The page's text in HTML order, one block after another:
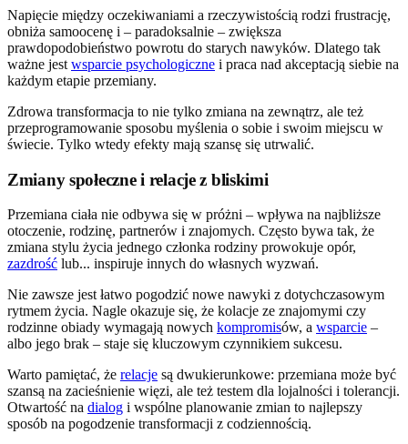
Napięcie między oczekiwaniami a rzeczywistością rodzi frustrację,
obniża samoocenę i – paradoksalnie – zwiększa
prawdopodobieństwo powrotu do starych nawyków. Dlatego tak
ważne jest wsparcie psychologiczne i praca nad akceptacją siebie na
każdym etapie przemiany.
Zdrowa transformacja to nie tylko zmiana na zewnątrz, ale też
przeprogramowanie sposobu myślenia o sobie i swoim miejscu w
świecie. Tylko wtedy efekty mają szansę się utrwalić.
Zmiany społeczne i relacje z bliskimi
Przemiana ciała nie odbywa się w próżni – wpływa na najbliższe
otoczenie, rodzinę, partnerów i znajomych. Często bywa tak, że
zmiana stylu życia jednego członka rodziny prowokuje opór,
zazdrość lub... inspiruje innych do własnych wyzwań.
Nie zawsze jest łatwo pogodzić nowe nawyki z dotychczasowym
rytmem życia. Nagle okazuje się, że kolacje ze znajomymi czy
rodzinne obiady wymagają nowych kompromisów, a wsparcie –
albo jego brak – staje się kluczowym czynnikiem sukcesu.
Warto pamiętać, że relacje są dwukierunkowe: przemiana może być
szansą na zacieśnienie więzi, ale też testem dla lojalności i tolerancji.
Otwartość na dialog i wspólne planowanie zmian to najlepszy
sposób na pogodzenie transformacji z codziennością.